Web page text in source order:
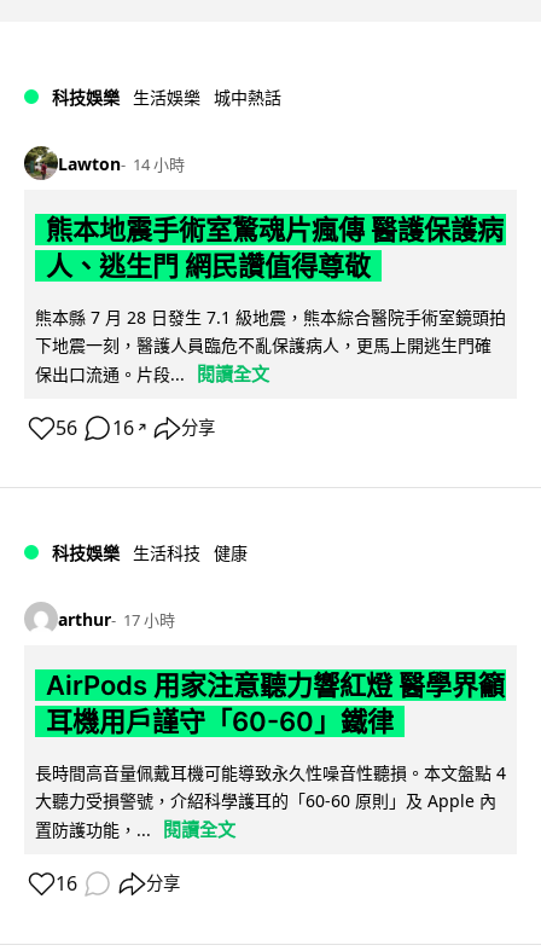
科技娛樂 生活娛樂 城中熱話
Lawton 14 小時
熊本地震手術室驚魂片瘋傳 醫護保護病
人、逃生門 網民讚值得尊敬
熊本縣 7 月 28 日發生 7.1 級地震，熊本綜合醫院手術室鏡頭拍
下地震一刻，醫護人員臨危不亂保護病人，更馬上開逃生門確
保出口流通。片段...
閱讀全文
56 16 ↗ 分享
科技娛樂 生活科技 健康
arthur 17 小時
AirPods 用家注意聽力響紅燈 醫學界籲
耳機用戶謹守「60-60」鐵律
長時間高音量佩戴耳機可能導致永久性噪音性聽損。本文盤點 4
大聽力受損警號，介紹科學護耳的「60-60 原則」及 Apple 內
置防護功能，...
閱讀全文
16 分享